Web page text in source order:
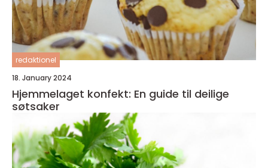
redaktionel
18. January 2024
Hjemmelaget konfekt: En guide til deilige
søtsaker